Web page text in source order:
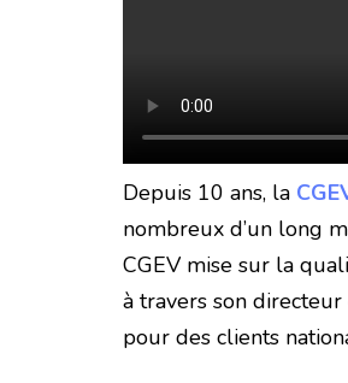
Depuis 10 ans, la
nombreux d’un long
CGEV mise sur la
à travers son
pour des clients